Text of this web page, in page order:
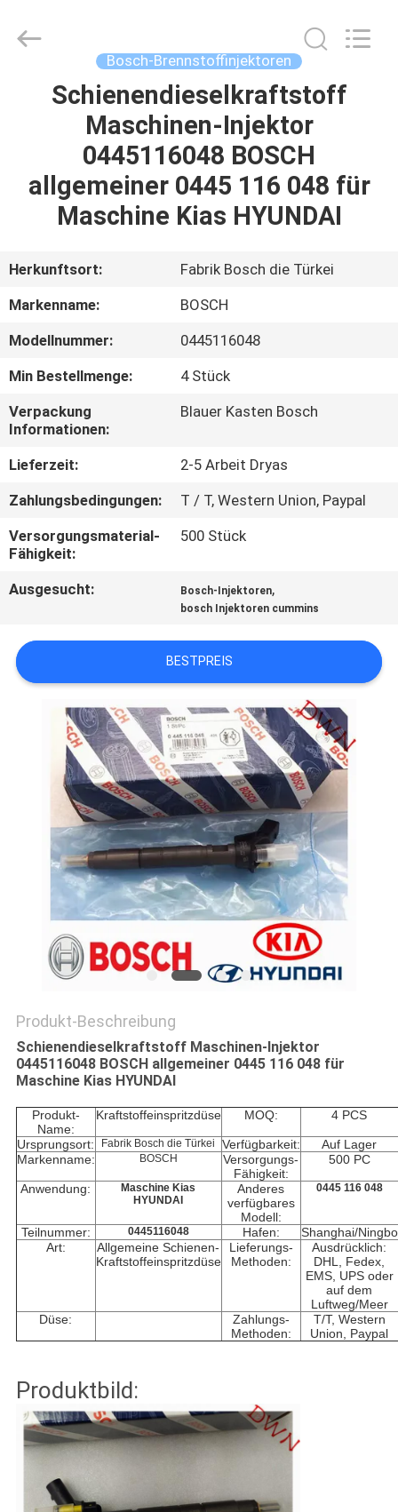
HAUS
PRODUKTE
ÜBER
FABRIK-
QUALITÄTSKONTROLLE
TRETEN
SIE
MIT
UNS
IN
VERBINDUNG
FORDERN
SIE EIN
ZITAT
SITEMAP
PRIVACY
POLICY
Parts
Co.,LTD.
Bosch-Brennstoffinjektoren
Schienendieselkraftstoff
Maschinen-Injektor
0445116048 BOSCH
allgemeiner 0445 116 048 für
Maschine Kias HYUNDAI
Herkunftsort:
Fabrik Bosch die Türkei
Markenname:
BOSCH
Modellnummer:
0445116048
Min Bestellmenge:
4 Stück
Verpackung
Informationen:
Blauer Kasten Bosch
Lieferzeit:
2-5 Arbeit Dryas
Zahlungsbedingungen:
T / T, Western Union, Paypal
Versorgungsmaterial-
Fähigkeit:
500 Stück
Ausgesucht: Bosch-Injektoren,
bosch Injektoren cummins
BESTPREIS
Produkt-Beschreibung
Schienendieselkraftstoff Maschinen-Injektor
0445116048 BOSCH allgemeiner 0445 116 048 für
Maschine Kias HYUNDAI
Produkt-
Name:
Kraftstoffeinspritzdüse MOQ: 4 PCS
Ursprungsort: Fabrik Bosch die Türkei Verfügbarkeit:
Auf Lager
Markenname:
BOSCH
Versorgungs-
Fähigkeit:
500 PC
Anwendung:
Maschine Kias
HYUNDAI
Anderes
verfügbares
Modell:
0445 116 048
Teilnummer: 0445116048 Hafen:
Shanghai/Ningbo
Art:
Allgemeine Schienen-
Kraftstoffeinspritzdüse
Lieferungs-
Methoden:
Ausdrücklich:
DHL, Fedex,
EMS, UPS oder
auf dem
Luftweg/Meer
Düse:
Zahlungs-
Methoden:
T/T, Western
Union, Paypal
Produktbild: